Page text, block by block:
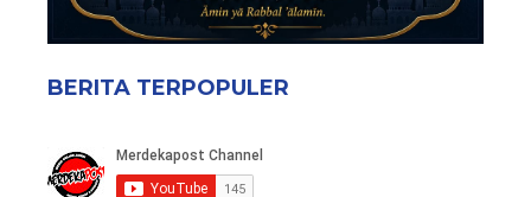
BERITA TERPOPULER